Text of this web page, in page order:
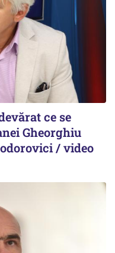
ce se
Gheorghiu
/ video